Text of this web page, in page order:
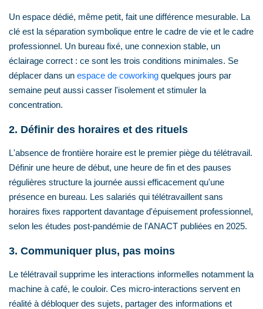
Un espace dédié, même petit, fait une différence mesurable. La
clé est la séparation symbolique entre le cadre de vie et le cadre
professionnel. Un bureau fixé, une connexion stable, un
éclairage correct : ce sont les trois conditions minimales. Se
déplacer dans un espace de coworking quelques jours par
semaine peut aussi casser l'isolement et stimuler la
concentration.
2. Définir des horaires et des rituels
L'absence de frontière horaire est le premier piège du télétravail.
Définir une heure de début, une heure de fin et des pauses
régulières structure la journée aussi efficacement qu'une
présence en bureau. Les salariés qui télétravaillent sans
horaires fixes rapportent davantage d'épuisement professionnel,
selon les études post-pandémie de l'ANACT publiées en 2025.
3. Communiquer plus, pas moins
Le télétravail supprime les interactions informelles notamment la
machine à café, le couloir. Ces micro-interactions servent en
réalité à débloquer des sujets, partager des informations et